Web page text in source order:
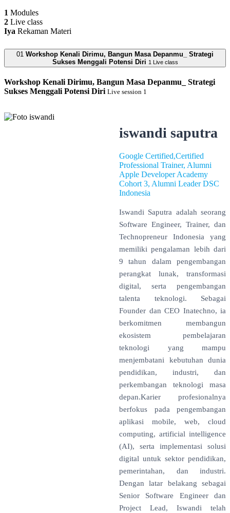
1 Modules
2 Live class
Iya Rekaman Materi
01 Workshop Kenali Dirimu, Bangun Masa Depanmu_ Strategi
Sukses Menggali Potensi Diri 1 Live class
Workshop Kenali Dirimu, Bangun Masa Depanmu_ Strategi
Sukses Menggali Potensi Diri Live session 1
iswandi saputra
Google Certified,Certified
Professional Trainer, Alumni
Apple Developer Academy
Cohort 3, Alumni Leader DSC
Indonesia
Iswandi Saputra adalah seorang
Software Engineer, Trainer, dan
Technopreneur Indonesia yang
memiliki pengalaman lebih dari
9 tahun dalam pengembangan
perangkat lunak, transformasi
digital, serta pengembangan
talenta teknologi. Sebagai
Founder dan CEO Inatechno, ia
berkomitmen membangun
ekosistem pembelajaran
teknologi yang mampu
menjembatani kebutuhan dunia
pendidikan, industri, dan
perkembangan teknologi masa
depan.Karier profesionalnya
berfokus pada pengembangan
aplikasi mobile, web, cloud
computing, artificial intelligence
(AI), serta implementasi solusi
digital untuk sektor pendidikan,
pemerintahan, dan industri.
Dengan latar belakang sebagai
Senior Software Engineer dan
Project Lead, Iswandi telah